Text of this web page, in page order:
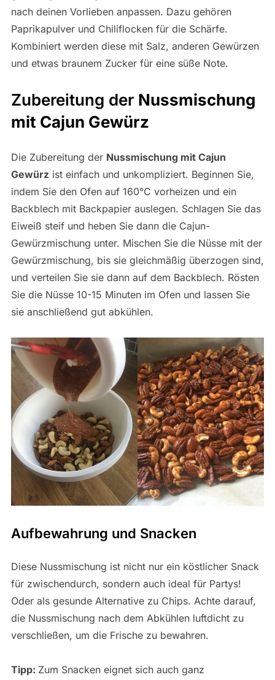
nach deinen Vorlieben anpassen. Dazu gehören
Paprikapulver und Chiliflocken für die Schärfe.
Kombiniert werden diese mit Salz, anderen Gewürzen
und etwas braunem Zucker für eine süße Note.
Zubereitung der Nussmischung
mit Cajun Gewürz
Die Zubereitung der Nussmischung mit Cajun
Gewürzist einfach und unkompliziert. Beginnen Sie,
indem Sie den Ofen auf 160°C vorheizen und ein
Backblech mit Backpapier auslegen. Schlagen Sie das
Eiweiß steif und heben Sie dann die Cajun-
Gewürzmischung unter. Mischen Sie die Nüsse mit der
Gewürzmischung, bis sie gleichmäßig überzogen sind,
und verteilen Sie sie dann auf dem Backblech. Rösten
Sie die Nüsse 10-15 Minuten im Ofen und lassen Sie
sie anschließend gut abkühlen.
Aufbewahrung und Snacken
Diese Nussmischung ist nicht nur ein köstlicher Snack
für zwischendurch, sondern auch ideal für Partys!
Oder als gesunde Alternative zu Chips. Achte darauf,
die Nussmischung nach dem Abkühlen luftdicht zu
verschließen, um die Frische zu bewahren.
Tipp: Zum Snacken eignet sich auch ganz